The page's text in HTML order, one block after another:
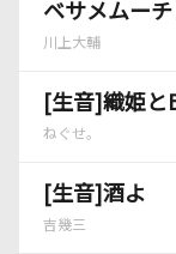
ベサメムーチ
川上大輔
[生音]織姫
ねぐせ。
[生音]酒よ
吉幾三